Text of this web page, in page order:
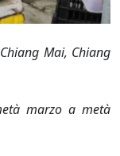
Mai, Chiang
marzo a metà